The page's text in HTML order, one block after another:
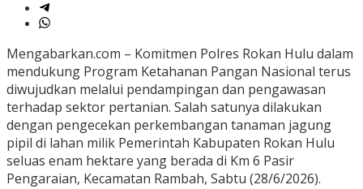
Mengabarkan.com – Komitmen Polres Rokan Hulu dalam
mendukung Program Ketahanan Pangan Nasional terus
diwujudkan melalui pendampingan dan pengawasan
terhadap sektor pertanian. Salah satunya dilakukan
dengan pengecekan perkembangan tanaman jagung
pipil di lahan milik Pemerintah Kabupaten Rokan Hulu
seluas enam hektare yang berada di Km 6 Pasir
Pengaraian, Kecamatan Rambah, Sabtu (28/6/2026).